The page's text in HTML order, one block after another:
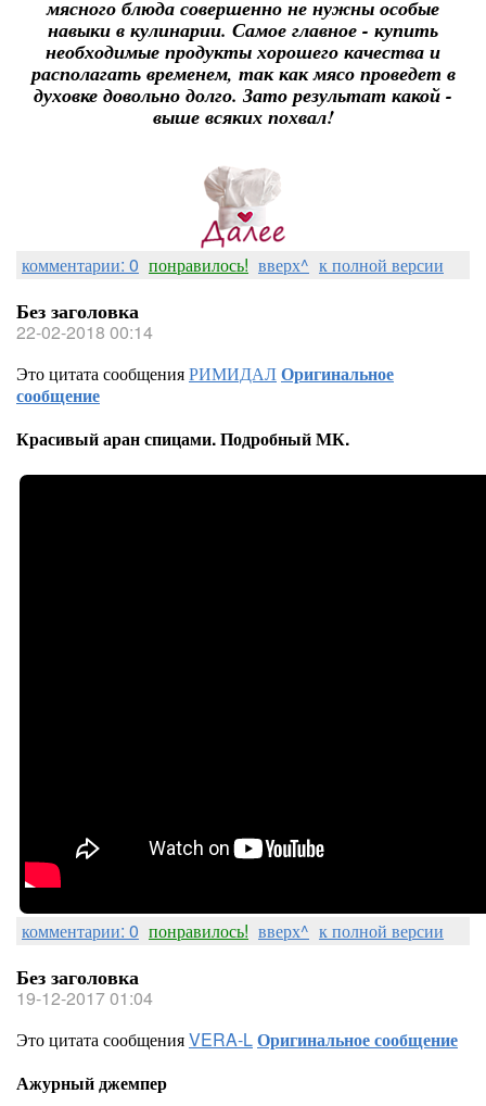
мясного блюда совершенно не нужны особые
навыки в кулинарии. Самое главное - купить
необходимые продукты хорошего качества и
располагать временем, так как мясо проведет в
духовке довольно долго. Зато результат какой -
выше всяких похвал!
комментарии: 0 понравилось! вверх^ к полной версии
Без заголовка
22-02-2018 00:14
Это цитата сообщенияРИМИДАЛОригинальное
сообщение
Красивый аран спицами. Подробный МК.
комментарии: 0 понравилось! вверх^ к полной версии
Без заголовка
19-12-2017 01:04
Это цитата сообщенияVERA-LОригинальное сообщение
Ажурный джемпер